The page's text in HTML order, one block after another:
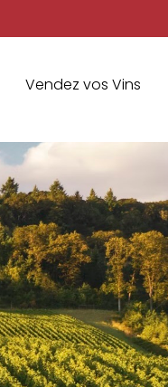
Vendez vos Vins